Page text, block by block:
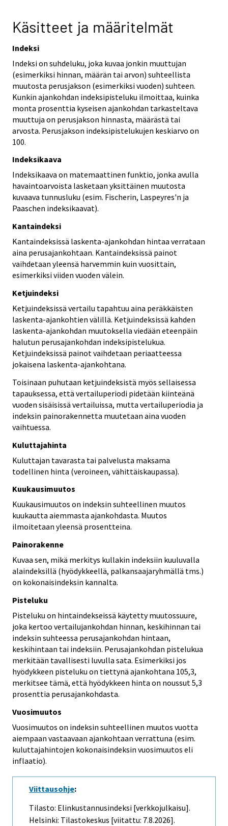
Käsitteet ja määritelmät
Indeksi
Indeksi on suhdeluku, joka kuvaa jonkin muuttujan
(esimerkiksi hinnan, määrän tai arvon) suhteellista
muutosta perusjakson (esimerkiksi vuoden) suhteen.
Kunkin ajankohdan indeksipisteluku ilmoittaa, kuinka
monta prosenttia kyseisen ajankohdan tarkasteltava
muuttuja on perusjakson hinnasta, määrästä tai
arvosta. Perusjakson indeksipistelukujen keskiarvo on
100.
Indeksikaava
Indeksikaava on matemaattinen funktio, jonka avulla
havaintoarvoista lasketaan yksittäinen muutosta
kuvaava tunnusluku (esim. Fischerin, Laspeyres'n ja
Paaschen indeksikaavat).
Kantaindeksi
Kantaindeksissä laskenta-ajankohdan hintaa verrataan
aina perusajankohtaan. Kantaindeksissä painot
vaihdetaan yleensä harvemmin kuin vuosittain,
esimerkiksi viiden vuoden välein.
Ketjuindeksi
Ketjuindeksissä vertailu tapahtuu aina peräkkäisten
laskenta-ajankohtien välillä. Ketjuindeksissä kahden
laskenta-ajankohdan muutoksella viedään eteenpäin
halutun perusajankohdan indeksipistelukua.
Ketjuindeksissä painot vaihdetaan periaatteessa
jokaisena laskenta-ajankohtana.
Toisinaan puhutaan ketjuindeksistä myös sellaisessa
tapauksessa, että vertailuperiodi pidetään kiinteänä
vuoden sisäisissä vertailuissa, mutta vertailuperiodia ja
indeksin painorakennetta muutetaan aina vuoden
vaihtuessa.
Kuluttajahinta
Kuluttajan tavarasta tai palvelusta maksama
todellinen hinta (veroineen, vähittäiskaupassa).
Kuukausimuutos
Kuukausimuutos on indeksin suhteellinen muutos
kuukautta aiemmasta ajankohdasta. Muutos
ilmoitetaan yleensä prosentteina.
Painorakenne
Kuvaa sen, mikä merkitys kullakin indeksiin kuuluvalla
alaindeksillä (hyödykkeellä, palkansaajaryhmällä tms.)
on kokonaisindeksin kannalta.
Pisteluku
Pisteluku on hintaindekseissä käytetty muutossuure,
joka kertoo vertailujankohdan hinnan, keskihinnan tai
indeksin suhteessa perusajankohdan hintaan,
keskihintaan tai indeksiin. Perusajankohdan pistelukua
merkitään tavallisesti luvulla sata. Esimerkiksi jos
hyödykkeen pisteluku on tiettynä ajankohtana 105,3,
merkitsee tämä, että hyödykkeen hinta on noussut 5,3
prosenttia perusajankohdasta.
Vuosimuutos
Vuosimuutos on indeksin suhteellinen muutos vuotta
aiempaan vastaavaan ajankohtaan verrattuna (esim.
kuluttajahintojen kokonaisindeksin vuosimuutos eli
inflaatio).
Viittausohje:
Tilasto: Elinkustannusindeksi [verkkojulkaisu].
Helsinki: Tilastokeskus [viitattu: 7.8.2026].